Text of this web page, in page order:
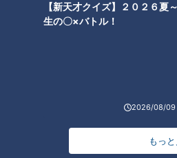
【新天才クイズ】２０２６夏
生の〇×バトル！
2026/08/09
もっ
洋菓子などを販売する食品メーカ
たてフィナンシェ』。工場直送の
また、しっとりした食感で口どけ